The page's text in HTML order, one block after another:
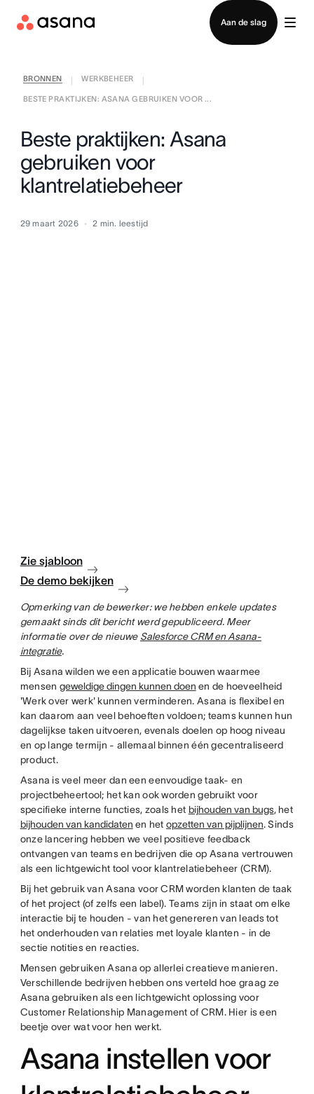
Aan de slag
Contact opnemen met verkoop
BRONNEN WERKBEHEER
BESTE PRAKTIJKEN: ASANA GEBRUIKEN VOOR ...
Beste praktijken: Asana
gebruiken voor
klantrelatiebeheer
29 maart 2026 2 min. leestijd
Zie sjabloon
De demo bekijken
Opmerking van de bewerker: we hebben enkele updates
gemaakt sinds dit bericht werd gepubliceerd. Meer
informatie over de nieuwe Salesforce CRM en Asana-
integratie.
Bij Asana wilden we een applicatie bouwen waarmee
mensen geweldige dingen kunnen doen en de hoeveelheid
'Werk over werk' kunnen verminderen. Asana is flexibel en
kan daarom aan veel behoeften voldoen; teams kunnen hun
dagelijkse taken uitvoeren, evenals doelen op hoog niveau
en op lange termijn - allemaal binnen één gecentraliseerd
product.
Asana is veel meer dan een eenvoudige taak- en
projectbeheertool; het kan ook worden gebruikt voor
specifieke interne functies, zoals het bijhouden van bugs, het
bijhouden van kandidaten en het opzetten van pijplijnen. Sinds
onze lancering hebben we veel positieve feedback
ontvangen van teams en bedrijven die op Asana vertrouwen
als een lichtgewicht tool voor klantrelatiebeheer (CRM).
Bij het gebruik van Asana voor CRM worden klanten de taak
of het project (of zelfs een label). Teams zijn in staat om elke
interactie bij te houden - van het genereren van leads tot
het onderhouden van relaties met loyale klanten - in de
sectie notities en reacties.
Mensen gebruiken Asana op allerlei creatieve manieren.
Verschillende bedrijven hebben ons verteld hoe graag ze
Asana gebruiken als een lichtgewicht oplossing voor
Customer Relationship Management of CRM. Hier is een
beetje over wat voor hen werkt.
Asana instellen voor